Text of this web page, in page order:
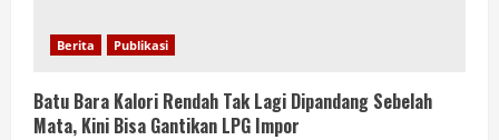
Berita Publikasi
Batu Bara Kalori Rendah Tak Lagi Dipandang Sebelah
Mata, Kini Bisa Gantikan LPG Impor